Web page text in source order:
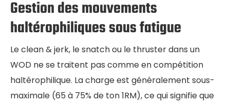
Gestion des mouvements
haltérophiliques sous fatigue
Le clean & jerk, le snatch ou le thruster dans un
WOD ne se traitent pas comme en compétition
haltérophilique. La charge est généralement sous-
maximale (65 à 75% de ton 1RM), ce qui signifie que